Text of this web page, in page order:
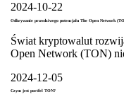
2024-10-22
Odkrywanie prawdziwego potencjału The Open Network
Świat kryptowalut
Open Network (TON)
2024-12-05
Czym jest portfel TON?